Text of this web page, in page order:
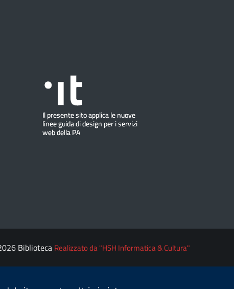
Biblioteca Realizzato da "HSH Informatica & Cultura"